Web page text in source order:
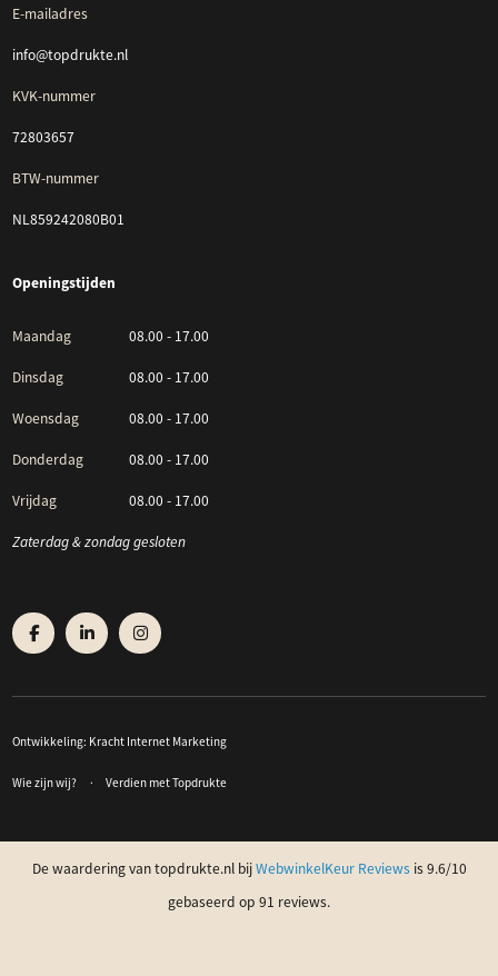
E-mailadres
info@topdrukte.nl
KVK-nummer
72803657
BTW-nummer
NL859242080B01
Openingstijden
Maandag 08.00 - 17.00
Dinsdag 08.00 - 17.00
Woensdag 08.00 - 17.00
Donderdag 08.00 - 17.00
Vrijdag 08.00 - 17.00
Zaterdag & zondag gesloten
Ontwikkeling: Kracht Internet Marketing
Wie zijn wij? Verdien met Topdrukte
De waardering van topdrukte.nl bijWebwinkelKeur Reviewsis 9.6/10
gebaseerd op 91 reviews.